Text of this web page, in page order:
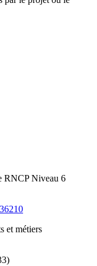
RNCP Niveau 6
et métiers